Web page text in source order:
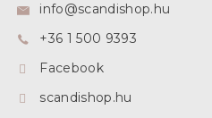
info@scandishop.hu
+36 1 500 9393
Facebook
scandishop.hu